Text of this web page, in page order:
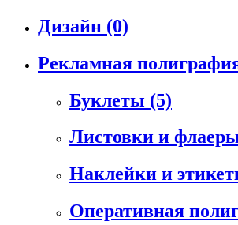
Дизайн (0)
Рекламная
Буклеты (5)
Листовки и
Наклейки и
Оперативная